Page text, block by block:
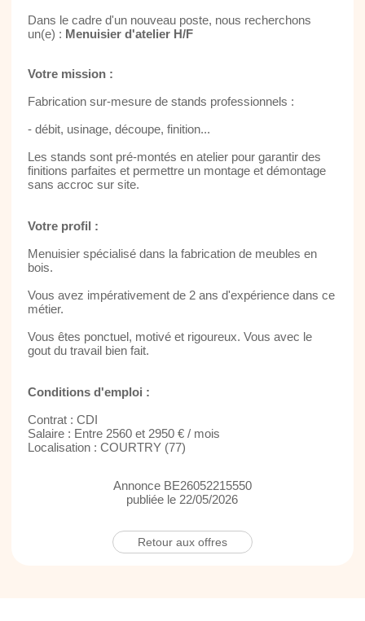
Dans le cadre d'un nouveau poste, nous recherchons
un(e) : Menuisier d'atelier H/F
Votre mission :
Fabrication sur-mesure de stands professionnels :
- débit, usinage, découpe, finition...
Les stands sont pré-montés en atelier pour garantir des
finitions parfaites et permettre un montage et démontage
sans accroc sur site.
Votre profil :
Menuisier spécialisé dans la fabrication de meubles en
bois.
Vous avez impérativement de 2 ans d'expérience dans ce
métier.
Vous êtes ponctuel, motivé et rigoureux. Vous avec le
gout du travail bien fait.
Conditions d'emploi :
Contrat : CDI
Salaire : Entre 2560 et 2950 € / mois
Localisation : COURTRY (77)
Annonce BE26052215550
publiée le 22/05/2026
Retour aux offres